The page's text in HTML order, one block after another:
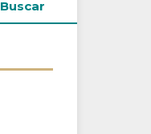
Buscar